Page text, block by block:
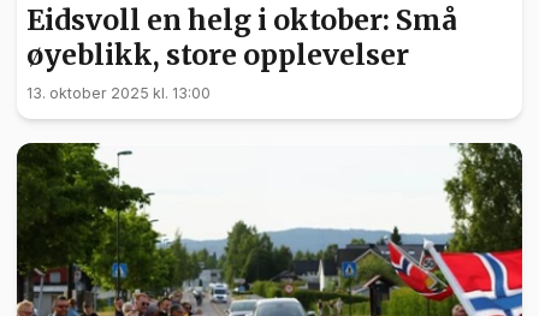
Eidsvoll en helg i oktober: Små
øyeblikk, store opplevelser
13. oktober 2025 kl. 13:00